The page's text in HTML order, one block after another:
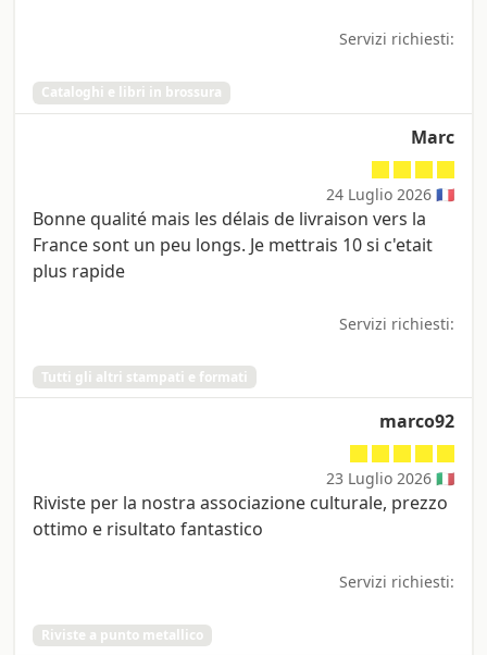
Servizi richiesti:
Cataloghi e libri in brossura
Marc
24 Luglio 2026 🇫🇷
Bonne qualité mais les délais de livraison vers la
France sont un peu longs. Je mettrais 10 si c'etait
plus rapide
Servizi richiesti:
Tutti gli altri stampati e formati
marco92
23 Luglio 2026 🇮🇹
Riviste per la nostra associazione culturale, prezzo
ottimo e risultato fantastico
Servizi richiesti:
Riviste a punto metallico